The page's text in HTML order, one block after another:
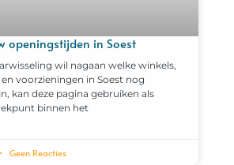
openingstijden in Soest
wil nagaan welke winkels,
voorzieningen in Soest nog
kan deze pagina gebruiken als
binnen het
Geen Reacties